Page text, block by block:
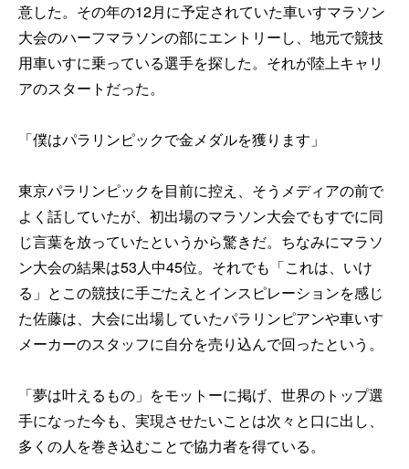
意した。その年の12月に予定されていた車いすマラソン
大会のハーフマラソンの部にエントリーし、地元で競技
用車いすに乗っている選手を探した。それが陸上キャリ
アのスタートだった。
「僕はパラリンピックで金メダルを獲ります」
東京パラリンピックを目前に控え、そうメディアの前で
よく話していたが、初出場のマラソン大会でもすでに同
じ言葉を放っていたというから驚きだ。ちなみにマラソ
ン大会の結果は53人中45位。それでも「これは、いけ
る」とこの競技に手ごたえとインスピレーションを感じ
た佐藤は、大会に出場していたパラリンピアンや車いす
メーカーのスタッフに自分を売り込んで回ったという。
「夢は叶えるもの」をモットーに掲げ、世界のトップ選
手になった今も、実現させたいことは次々と口に出し、
多くの人を巻き込むことで協力者を得ている。